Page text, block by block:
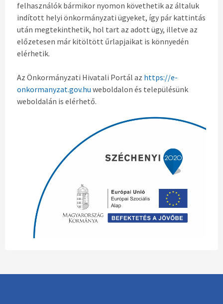
felhasználók bármikor nyomon követhetik az általuk
indított helyi önkormányzati ügyeket, így pár kattintás
után megtekinthetik, hol tart az adott ügy, illetve az
előzetesen már kitöltött űrlapjaikat is könnyedén
elérhetik.
Az Önkormányzati Hivatali Portál az https://e-
onkormanyzat.gov.hu weboldalon és településünk
weboldalán is elérhető.